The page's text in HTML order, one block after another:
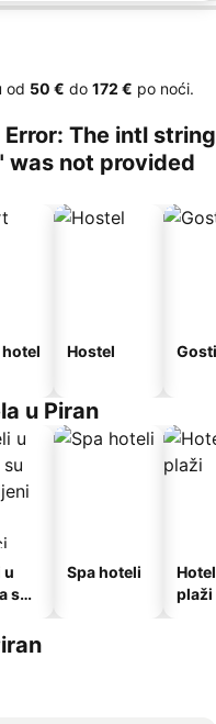
od ‎50 € do ‎172 € po noći.
The intl string
was not provided
Hostel
u Piran
u
su
Spa hoteli
plaži